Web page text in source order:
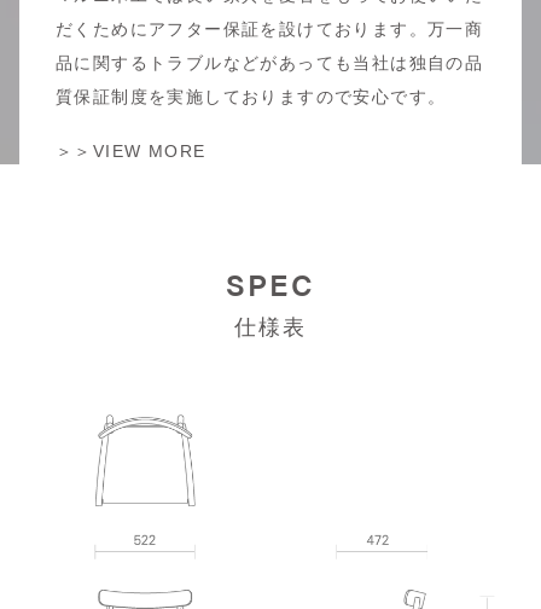
だくためにアフター保証を設けております。万一商
品に関するトラブルなどがあっても当社は独自の品
質保証制度を実施しておりますので安心です。
＞＞VIEW MORE
SPEC
仕様表